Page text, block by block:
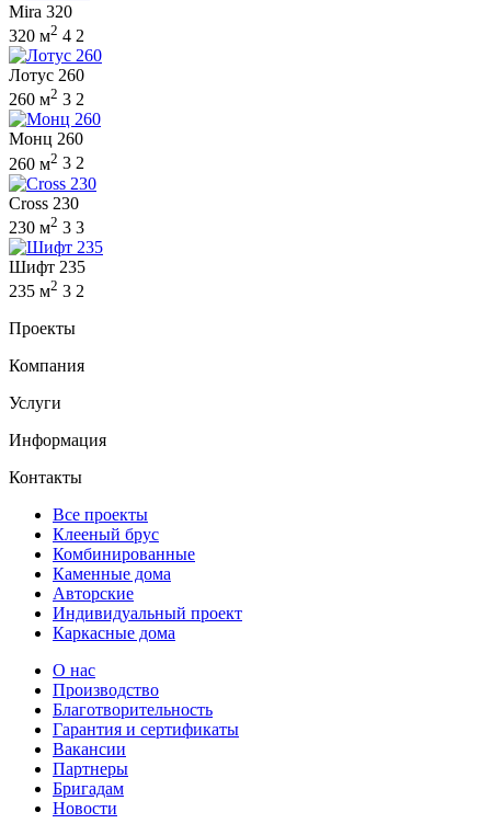
Mira 320
320 м2 4 2
Лотус 260
260 м2 3 2
Монц 260
260 м2 3 2
Cross 230
230 м2 3 3
Шифт 235
235 м2 3 2
Проекты
Компания
Услуги
Информация
Контакты
Все проекты
Клееный брус
Комбинированные
Каменные дома
Авторские
Индивидуальный проект
Каркасные дома
О нас
Производство
Благотворительность
Гарантия и сертификаты
Вакансии
Партнеры
Бригадам
Новости